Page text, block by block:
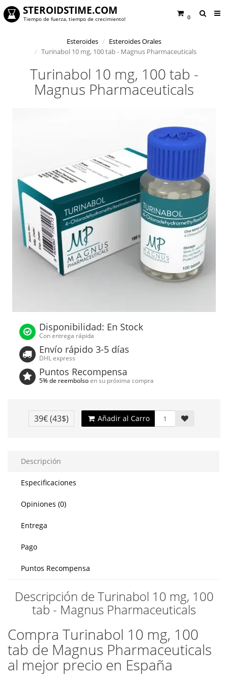
0
STEROIDSTIME.COM
Tiempo de fuerza, tiempo de crecimiento!
Esteroides
Esteroides Orales
Turinabol 10 mg, 100 tab - Magnus Pharmaceuticals
Turinabol 10 mg, 100 tab -
Magnus Pharmaceuticals
Disponibilidad: En Stock
Con entrega rápida
Envío rápido 3-5 días
DHL express
Puntos Recompensa
5% de reembolsoen su próxima compra
39€(43$) Añadir al Carro
Descripción
Especificaciones
Opiniones (0)
Entrega
Pago
Puntos Recompensa
Descripción de Turinabol 10 mg, 100
tab - Magnus Pharmaceuticals
Compra Turinabol 10 mg, 100
tab de Magnus Pharmaceuticals
al mejor precio en España